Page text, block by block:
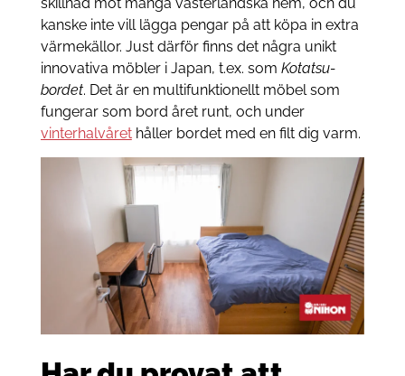
kanske inte vill lägga pengar på att köpa in extra
värmekällor. Just därför finns det några unikt
innovativa möbler i Japan, t.ex. som Kotatsu-
bordet. Det är en multifunktionellt möbel som
fungerar som bord året runt, och under
vinterhalvårethåller bordet med en filt dig varm.